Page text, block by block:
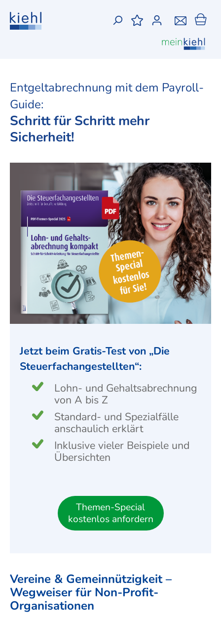
Entgeltabrechnung mit dem Payroll-
Guide:
Schritt für Schritt mehr
Sicherheit!
Jetzt beim Gratis-Test von „Die
Steuer­fach­ange­stellten“:
Lohn- und Gehaltsabrechnung
von A bis Z
Standard- und Spezialfälle
anschaulich erklärt
Inklusive vieler Beispiele und
Übersichten
Themen-Special
kostenlos anfordern
Vereine & Gemeinnützigkeit –
Wegweiser für Non-Profit-
Organisationen